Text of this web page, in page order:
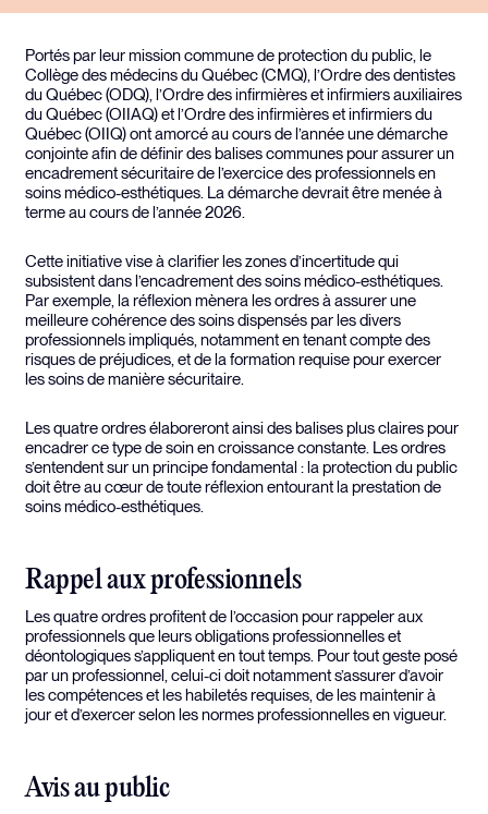
Portés par leur mission commune de protection du public, le
Collège des médecins du Québec (CMQ), l’Ordre des dentistes
du Québec (ODQ), l’Ordre des infirmières et infirmiers auxiliaires
du Québec (OIIAQ) et l’Ordre des infirmières et infirmiers du
Québec (OIIQ) ont amorcé au cours de l’année une démarche
conjointe afin de définir des balises communes pour assurer un
encadrement sécuritaire de l’exercice des professionnels en
soins médico-esthétiques. La démarche devrait être menée à
terme au cours de l’année 2026.
Cette initiative vise à clarifier les zones d’incertitude qui
subsistent dans l’encadrement des soins médico-esthétiques.
Par exemple, la réflexion mènera les ordres à assurer une
meilleure cohérence des soins dispensés par les divers
professionnels impliqués, notamment en tenant compte des
risques de préjudices, et de la formation requise pour exercer
les soins de manière sécuritaire.
Les quatre ordres élaboreront ainsi des balises plus claires pour
encadrer ce type de soin en croissance constante. Les ordres
s’entendent sur un principe fondamental : la protection du public
doit être au cœur de toute réflexion entourant la prestation de
soins médico-esthétiques.
Rappel aux professionnels
Les quatre ordres profitent de l’occasion pour rappeler aux
professionnels que leurs obligations professionnelles et
déontologiques s’appliquent en tout temps. Pour tout geste posé
par un professionnel, celui-ci doit notamment s’assurer d’avoir
les compétences et les habiletés requises, de les maintenir à
jour et d’exercer selon les normes professionnelles en vigueur.
Avis au public